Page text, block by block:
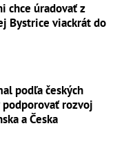
chce úradovať z
Bystrice viackrát do
podľa českých
rozvoj
a Česka